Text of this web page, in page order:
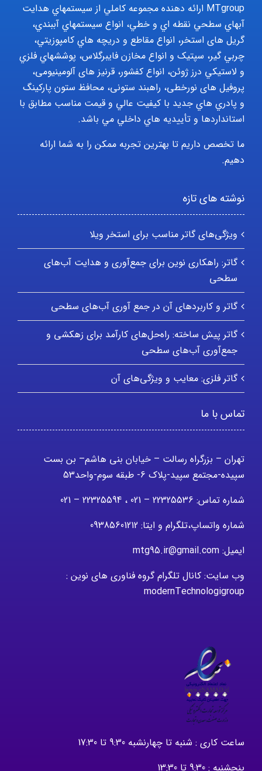
MTgroup ارائه دهنده مجموعه کاملي از سيستمهاي هدايت
آبهاي سطحي نقطه اي و خطي، انواع سيستمهاي آببندي،
گریل های استخر، انواع مقاطع و دريچه هاي کامپوزيتي،
چربي گير، سپتيک و انواع مخازن فايبرگلاس، پوششهاي فلزي
و لاستيکي درز ژوئن، انواع کفشور، قرنیز های آلومینیومی،
پروفیل های نورخطی، راهبند ستونی، محافظ ستون پارکينگ
و پادري هاي جديد با کيفيت عالي و قيمت مناسب مطابق با
استانداردها و تأييديه هاي داخلي مي باشد.
ما تخصص داریم تا بهترین تجربه ممکن را به شما ارائه
دهیم.
نوشته های تازه
ویژگی‌های گاتر مناسب برای استخر ویلا
گاتر: راهکاری نوین برای جمع‌آوری و هدایت آب‌های
سطحی
گاتر و کاربردهای آن در جمع آوری آب‌های سطحی
گاتر پیش ساخته: راه‌حل‌های کارآمد برای زهکشی و
جمع‌آوری آب‌های سطحی
گاتر فلزی: معایب و ویژگی‌های آن
تماس با ما
تهران – بزرگراه رسالت – خیابان بنی هاشم– بن بست
سپیده-مجتمع سپید-پلاک 6- طبقه سوم-واحد53
شماره تماس: 22325536 – 021 ، 22325594 – 021
شماره واتساپ،تلگرام و ایتا: 09385601212
ایمیل: mtg95.ir@gmail.com
وب سایت: کانال تلگرام گروه فناوری های نوین :
modernTechnologigroup
ساعت کاری : شنبه تا چهارنشبه 9:30 تا 17:30
پنجشنبه : 9:30 تا 13:30